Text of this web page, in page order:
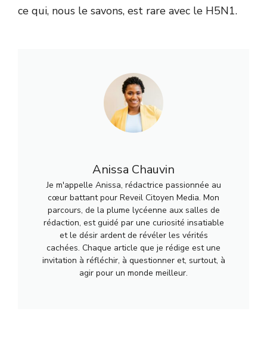
ce qui, nous le savons, est rare avec le H5N1.
Anissa Chauvin
Je m'appelle Anissa, rédactrice passionnée au
cœur battant pour Reveil Citoyen Media. Mon
parcours, de la plume lycéenne aux salles de
rédaction, est guidé par une curiosité insatiable
et le désir ardent de révéler les vérités
cachées. Chaque article que je rédige est une
invitation à réfléchir, à questionner et, surtout, à
agir pour un monde meilleur.